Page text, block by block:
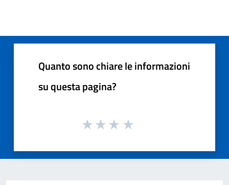
Quanto sono chiare le informazioni
su questa pagina?